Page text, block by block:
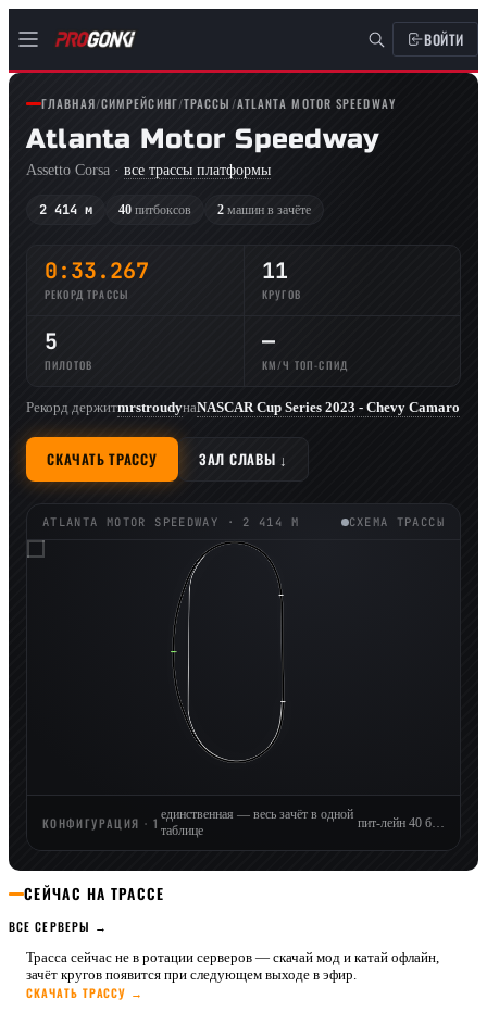
ВОЙТИ
ГЛАВНАЯ/СИМРЕЙСИНГ/ТРАССЫ /ATLANTA MOTOR SPEEDWAY
Atlanta Motor Speedway
Assetto Corsa · все трассы платформы
2 414 м 40 питбоксов 2 машин в зачёте
0:33.267
РЕКОРД ТРАССЫ
11
КРУГОВ
5
ПИЛОТОВ
—
КМ/Ч ТОП-СПИД
Рекорд держитmrstroudyнаNASCAR Cup Series 2023 - Chevy Camaro
СКАЧАТЬ ТРАССУ ЗАЛ СЛАВЫ ↓
ATLANTA MOTOR SPEEDWAY · 2 414 М СХЕМА ТРАССЫ
КОНФИГУРАЦИЯ · 1 единственная — весь зачёт в одной
таблице
пит-лейн 40 боксов
СЕЙЧАС НА ТРАССЕ
ВСЕ СЕРВЕРЫ →
Трасса сейчас не в ротации серверов — скачай мод и катай офлайн,
зачёт кругов появится при следующем выходе в эфир.
СКАЧАТЬ ТРАССУ →